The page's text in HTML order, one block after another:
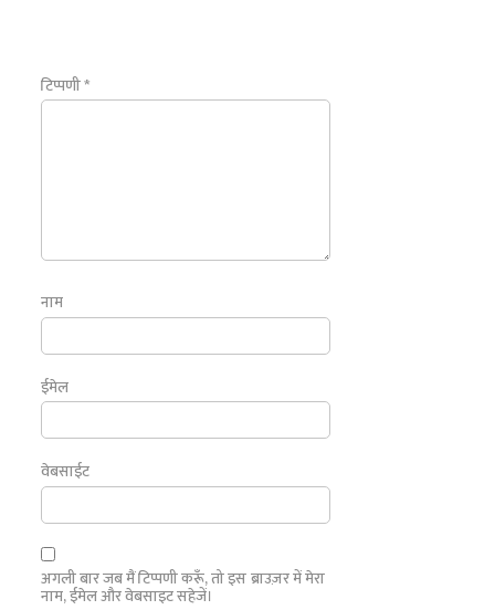
टिप्पणी*
नाम
ईमेल
वेबसाईट
अगली बार जब मैं टिप्पणी करूँ, तो इस ब्राउज़र में मेरा
नाम, ईमेल और वेबसाइट सहेजें।